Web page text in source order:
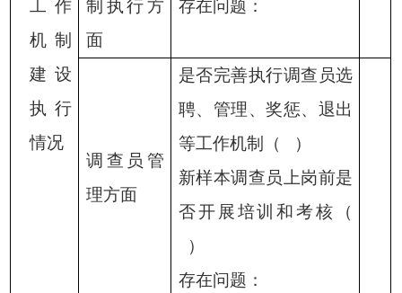
工作
机制
建设
执行
情况
制执行方
面
存在问题：
调查员管
理方面
是否完善执行调查员选
聘、管理、奖惩、退出
等工作机制（
）
新样本调查员上岗前是
否开展培训和考核（
）
存在问题：